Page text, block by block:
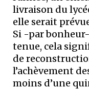
livraison du
elle serait
Si -par
tenue, cela
de
l’achèvement
moins d’une